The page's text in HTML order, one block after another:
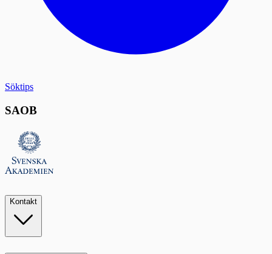
Söktips
SAOB
Kontakt